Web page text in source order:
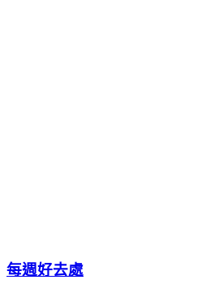
每週好去處